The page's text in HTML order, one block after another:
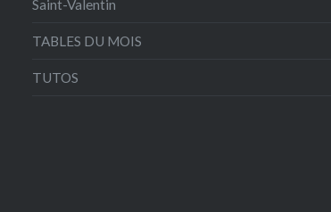
Saint-Valentin
TABLES DU MOIS
TUTOS